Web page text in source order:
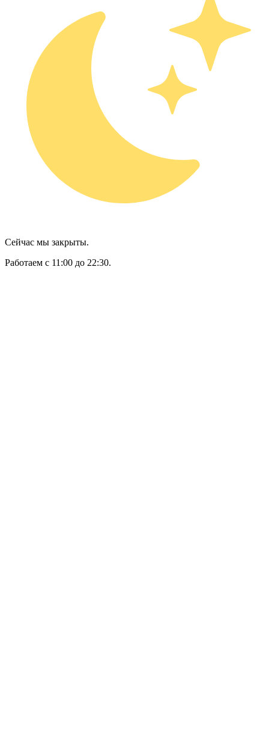
Сейчас мы закрыты.
Работаем с 11:00 до 22:30.